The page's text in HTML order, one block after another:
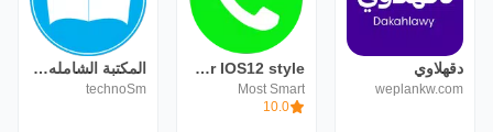
دقهلاوي
weplankw.com
Dialer IOS12 style
Most Smart
10.0
المكتبة الشامله بدون نت
technoSm